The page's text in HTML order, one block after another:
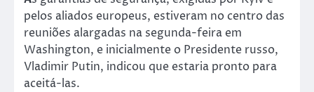
pelos aliados europeus, estiveram no centro das
reuniões alargadas na segunda-feira em
Washington, e inicialmente o Presidente russo,
Vladimir Putin, indicou que estaria pronto para
aceitá-las.